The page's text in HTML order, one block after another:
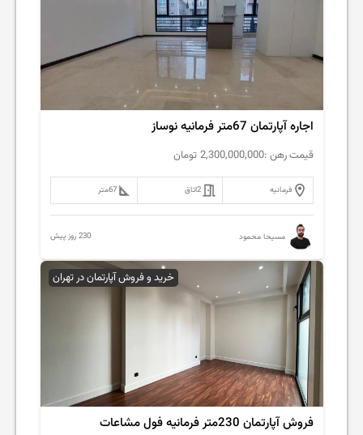
اجاره آپارتمان 67متر فرمانیه نوساز
قیمت رهن :2,300,000,000 تومان
فرمانیه 2اتاق 67متر
مسیحا محمود 230 روز پیش
خرید و فروش آپارتمان در تهران
فروش آپارتمان 230متر فرمانیه فول مشاعات